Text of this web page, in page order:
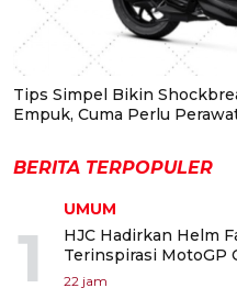
Tips Simpel Bikin
Empuk, Cuma Perlu
BERITA TERPOPULER
1
UMUM
HJC Hadirkan Helm
Terinspirasi MotoGP
22 jam